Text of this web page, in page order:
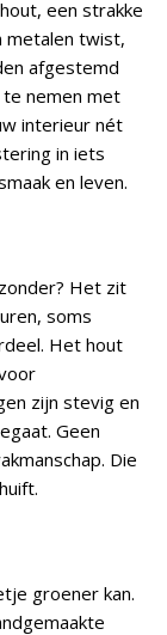
een strakke
metalen twist,
afgestemd
nemen met
interieur nét
in iets
en leven.
Het zit
soms
Het hout
zijn stevig en
Geen
Die
groener kan.